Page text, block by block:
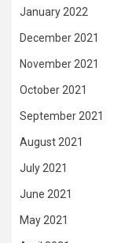
January 2022
December 2021
November 2021
October 2021
September 2021
August 2021
July 2021
June 2021
May 2021